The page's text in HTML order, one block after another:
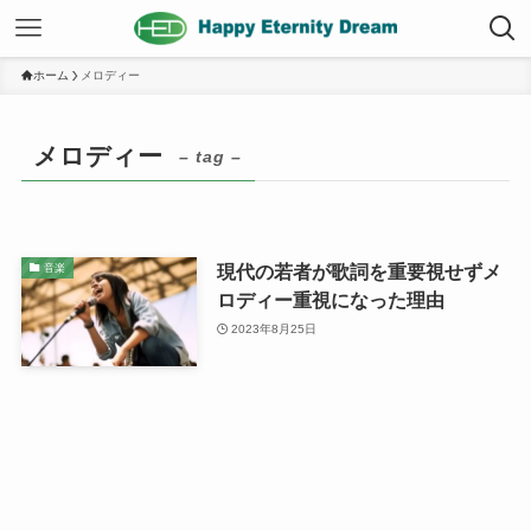
ホーム メロディー
メロディー – tag –
音楽
現代の若者が歌詞を重要視せずメ
ロディー重視になった理由
2023年8月25日